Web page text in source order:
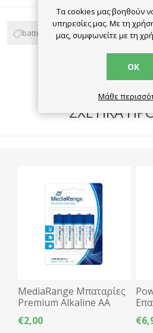
battery (59) μπαταρίες(57)
ΣΧΕΤΙΚΆ
MediaRange Μπαταρίες
Premium Alkaline AA
2τμχ LR06
€2,00
Τα cookies μας βοηθούν
υπηρεσίες μας. Με τη
μας, συμφωνείτε με τη
ΟΚ
Μάθε